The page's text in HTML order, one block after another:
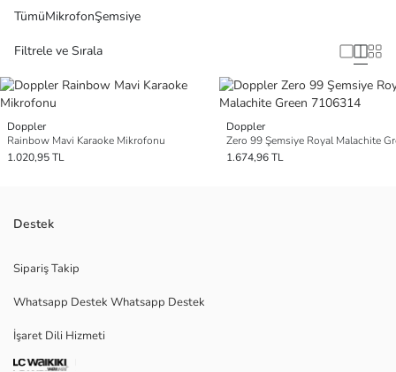
TümüMikrofonŞemsiye
Filtrele ve Sırala
Doppler
Rainbow Mavi Karaoke Mikrofonu
1.020,95 TL
Doppler
1.674,96 TL
Destek
Sipariş Takip
Whatsapp Destek Whatsapp Destek
İşaret Dili Hizmeti